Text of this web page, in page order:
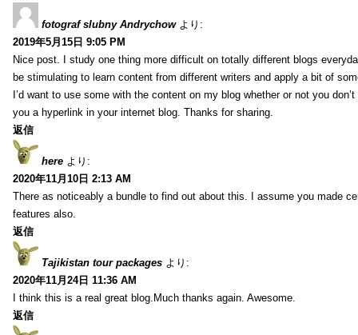
fotograf slubny Andrychow より:
2019年5月15日 9:05 PM
Nice post. I study one thing more difficult on totally different blogs
be stimulating to learn content from different writers and apply a bit of
I’d want to use some with the content on my blog whether or not you
you a hyperlink in your internet blog. Thanks for sharing.
返信
here より:
2020年11月10日 2:13 AM
There as noticeably a bundle to find out about this. I assume you made
features also.
返信
Tajikistan tour packages より:
2020年11月24日 11:36 AM
I think this is a real great blog.Much thanks again. Awesome.
返信